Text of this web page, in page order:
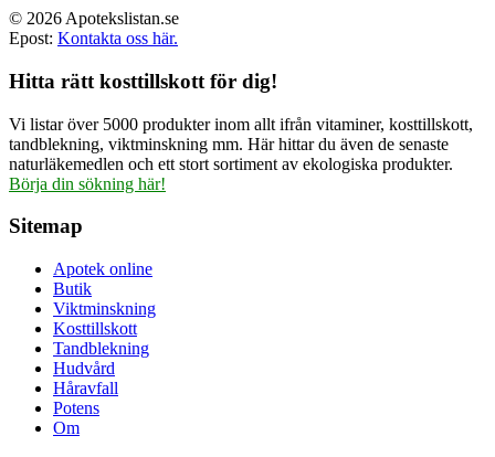
© 2026 Apotekslistan.se
Epost: Kontakta oss här.
Hitta rätt kosttillskott för dig!
Vi listar över 5000 produkter inom allt ifrån vitaminer, kosttillskott,
tandblekning, viktminskning mm. Här hittar du även de senaste
naturläkemedlen och ett stort sortiment av ekologiska produkter.
Börja din sökning här!
Sitemap
Apotek online
Butik
Viktminskning
Kosttillskott
Tandblekning
Hudvård
Håravfall
Potens
Om